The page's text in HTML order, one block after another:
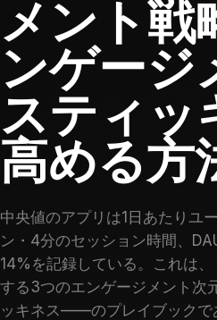
メント
ンゲージ
スティッ
高める方
中央値のアプリは1日あたりユ
ン・4分のセッション時間、
14%を記録している。これは
する3つのエンゲージメント
ッキネス——のプレイブックで